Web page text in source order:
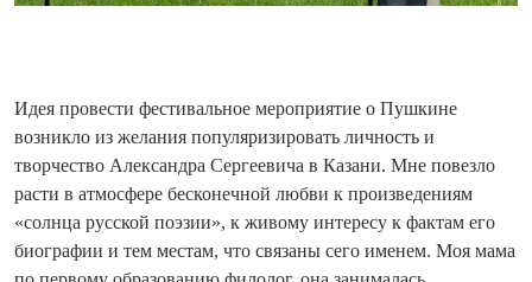
Идея провести фестивальное мероприятие о Пушкине
возникло из желания популяризировать личность и
творчество Александра Сергеевича в Казани. Мне повезло
расти в атмосфере бесконечной любви к произведениям
«солнца русской поэзии», к живому интересу к фактам его
биографии и тем местам, что связаны сего именем. Моя мама